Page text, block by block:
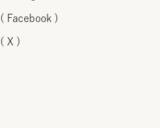
( Facebook )
( X )